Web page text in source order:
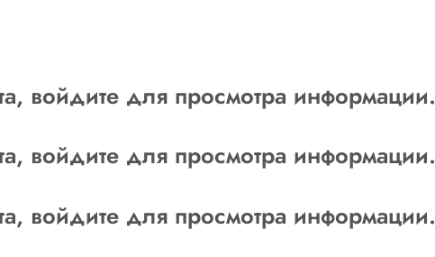
войдите для просмотра информации.
войдите для просмотра информации.
войдите для просмотра информации.